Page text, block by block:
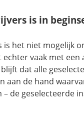
is in
is het niet mogelijk
echter vaak met een
dat alle
aan de hand
de geselecteerde